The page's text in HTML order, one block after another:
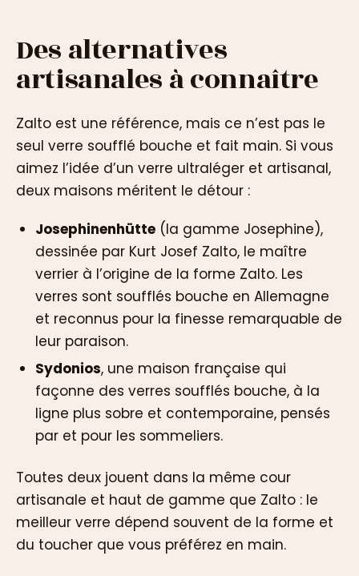
Des alternatives
artisanales à connaître
Zalto est une référence, mais ce n’est pas le
seul verre soufflé bouche et fait main. Si vous
aimez l’idée d’un verre ultraléger et artisanal,
deux maisons méritent le détour :
Josephinenhütte (la gamme Josephine),
dessinée par Kurt Josef Zalto, le maître
verrier à l’origine de la forme Zalto. Les
verres sont soufflés bouche en Allemagne
et reconnus pour la finesse remarquable de
leur paraison.
Sydonios, une maison française qui
façonne des verres soufflés bouche, à la
ligne plus sobre et contemporaine, pensés
par et pour les sommeliers.
Toutes deux jouent dans la même cour
artisanale et haut de gamme que Zalto : le
meilleur verre dépend souvent de la forme et
du toucher que vous préférez en main.